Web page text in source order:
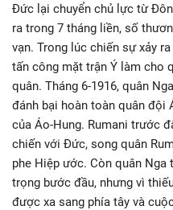
Đức lại chuyển chủ lực từ
ra trong 7 tháng liền, số
vạn. Trong lúc chiến sự xảy
tấn công mặt trận Ý làm cho
quân. Tháng 6-1916, quân
đánh bại hoàn toàn quân đội
của Áo-Hung. Rumani trước
chiến với Đức, song quân
phe Hiệp ước. Còn quân
trọng bước đầu, nhưng vì
được xa sang phía tây và